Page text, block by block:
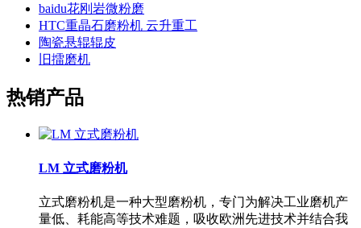
baidu花刚岩微粉磨
HTC重晶石磨粉机 云升重工
陶瓷悬辊辊皮
旧擂磨机
热销产品
LM 立式磨粉机
立式磨粉机是一种大型磨粉机，专门为解决工业磨机产
量低、耗能高等技术难题，吸收欧洲先进技术并结合我